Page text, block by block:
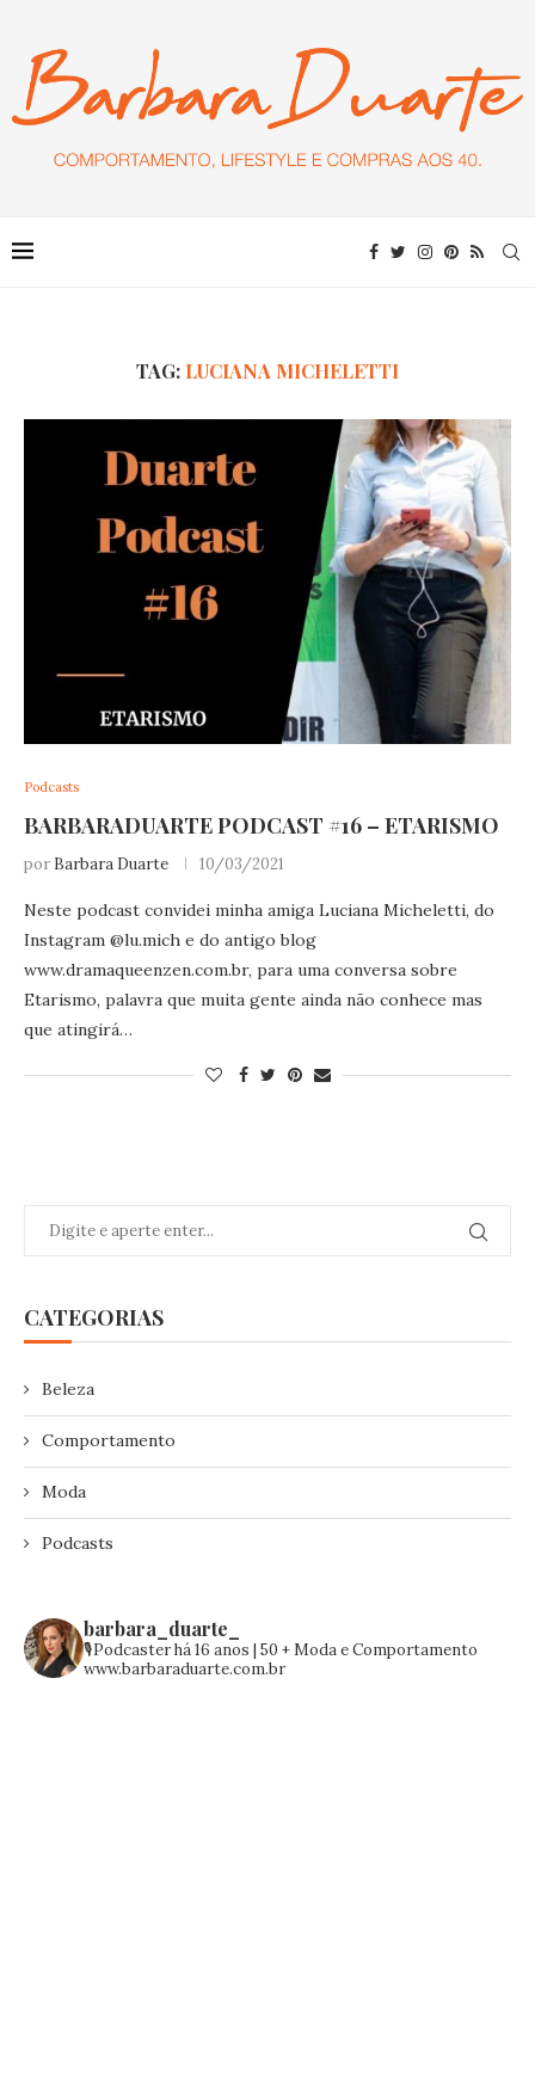
TAG: LUCIANA MICHELETTI
Podcasts
BARBARADUARTE PODCAST #16 – ETARISMO
por Barbara Duarte 10/03/2021
Neste podcast convidei minha amiga Luciana Micheletti, do
Instagram @lu.mich e do antigo blog
www.dramaqueenzen.com.br, para uma conversa sobre
Etarismo, palavra que muita gente ainda não conhece mas
que atingirá…
CATEGORIAS
Beleza
Comportamento
Moda
Podcasts
barbara_duarte_
🎙️Podcaster há 16 anos | 50 +Moda e Comportamento
www.barbaraduarte.com.br